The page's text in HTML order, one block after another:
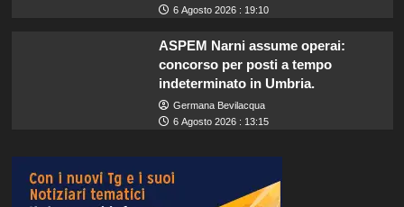
6 Agosto 2026 : 19:10
ASPEM Narni assume operai:
concorso per posti a tempo
indeterminato in Umbria.
Germana Bevilacqua
6 Agosto 2026 : 13:15